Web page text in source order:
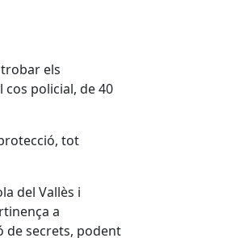
els
policial, de 40
tot
del Vallès i
a
de secrets, podent